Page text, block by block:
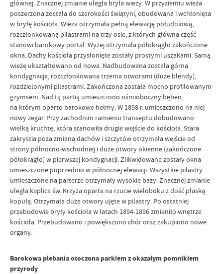
głównej. Znacznej zmianie uległa bryła wieży. W przyziemiu wieża
poszerzona została do szerokości świątyni, obudowana i wchłonięta
w bryłę kościoła. Wieża otrzymała pełną elewację południową,
rozczłonkowaną pilastrami na trzy osie, z których główną część
stanowi barokowy portal. Wyżej otrzymała półokrągło zakończone
okna. Dachy kościoła przysłonięte zostały prostymi uszakami. Samą
wieżę ukształtowano od nowa. Nadbudowana została górna
kondygnacja, rozczłonkowana trzema otworami (duże blendy),
rozdzielonymi pilastrami. Zakończona została mocno profilowanym
gzymsem. Nad tą partią umieszczono ośmioboczny bęben,
na którym oparto barokowe hełmy. W 1898 r. umieszczono na niej
nowy zegar. Przy zachodnim ramieniu transeptu dobudowano
wielką kruchtę, która stanowiła drugie wejście do kościoła. Stara
zakrystia poza zmianą dachów i szczytów otrzymała wejście od
strony północno-wschodniej i duże otwory okienne (zakończone
półokrągło) w pierwszej kondygnacji. Zlikwidowane zostały okna
umieszczone poprzednio w północnej elewacji. Wszystkie pilastry
umieszczone na parterze otrzymały wysokie bazy. Znacznej zmianie
uległa kaplica św. Krzyża oparta na rzucie wieloboku z dość płaską
kopułą. Otrzymała duże otwory ujęte w pilastry. Po ostatniej
przebudowie bryły kościoła w latach 1894-1896 zmieniło wnętrze
kościoła. Przebudowano i powiększono chór oraz zakupiono nowe
organy.
Barokowa plebania otoczona parkiem z okazałym pomnikiem
przyrody